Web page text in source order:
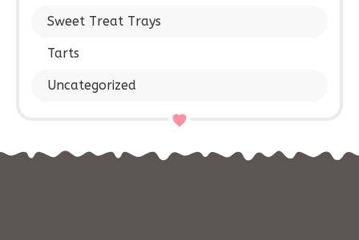
Sweet Treat Trays
Tarts
Uncategorized